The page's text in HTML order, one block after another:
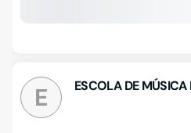
E ESCOLA DE MÚSICA